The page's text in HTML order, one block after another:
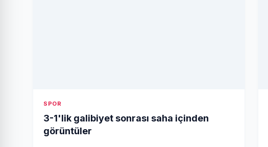
SPOR
3-1'lik galibiyet sonrası saha içinden
görüntüler